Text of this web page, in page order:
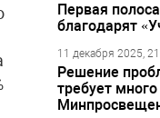
Первая
благодарят
11 декабря 2025,
Решение
требует